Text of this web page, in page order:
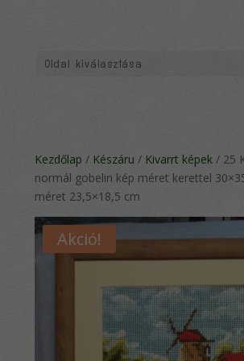
Oldal kiválasztása
Kezdőlap / Készáru / Kivarrt képek / 25
normál gobelin kép méret kerettel
méret 23,5×18,5 cm
Akció!